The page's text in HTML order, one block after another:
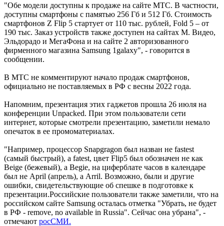
"Обе модели доступны к продаже на сайте МТС. В частности,
доступны смартфоны с памятью 256 Гб и 512 Гб. Стоимость
смартфонов Z Flip 5 стартует от 110 тыс. рублей, Fold 5 – от
190 тыс. Заказ устройств также доступен на сайтах М. Видео,
Эльдорадо и МегаФона и на сайте 2 авторизованного
фирменного магазина Samsung 1galaxу", - говорится в
сообщении.
В МТС не комментируют начало продаж смартфонов,
официально не поставляемых в РФ с весны 2022 года.
Напомним, презентация этих гаджетов прошла 26 июля на
конференции Unpacked. При этом пользователи сети
интернет, которые смотрели презентацию, заметили немало
опечаток в ее промоматериалах.
"Например, процессор Snapgragon был назван не fastest
(самый быстрый), а fatest, цвет Flip5 был обозначен не как
Beige (бежевый), а Begie, на циферблате часов в календаре
был не April (апрель), а Arril. Возможно, были и другие
ошибки, свидетельствующие об спешке в подготовке к
презентации.Российские пользователи также заметили, что на
российском сайте Samsung осталась отметка "Убрать, не будет
в РФ - remove, no available in Russia". Сейчас она убрана", -
отмечают росСМИ.